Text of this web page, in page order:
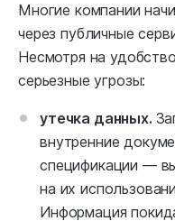
Многие компании
через публичные
Несмотря на
серьезные угрозы:
утечка данных.
внутренние
спецификации —
на их
Информация